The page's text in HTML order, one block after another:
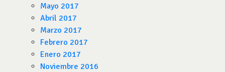
Mayo 2017
Abril 2017
Marzo 2017
Febrero 2017
Enero 2017
Noviembre 2016